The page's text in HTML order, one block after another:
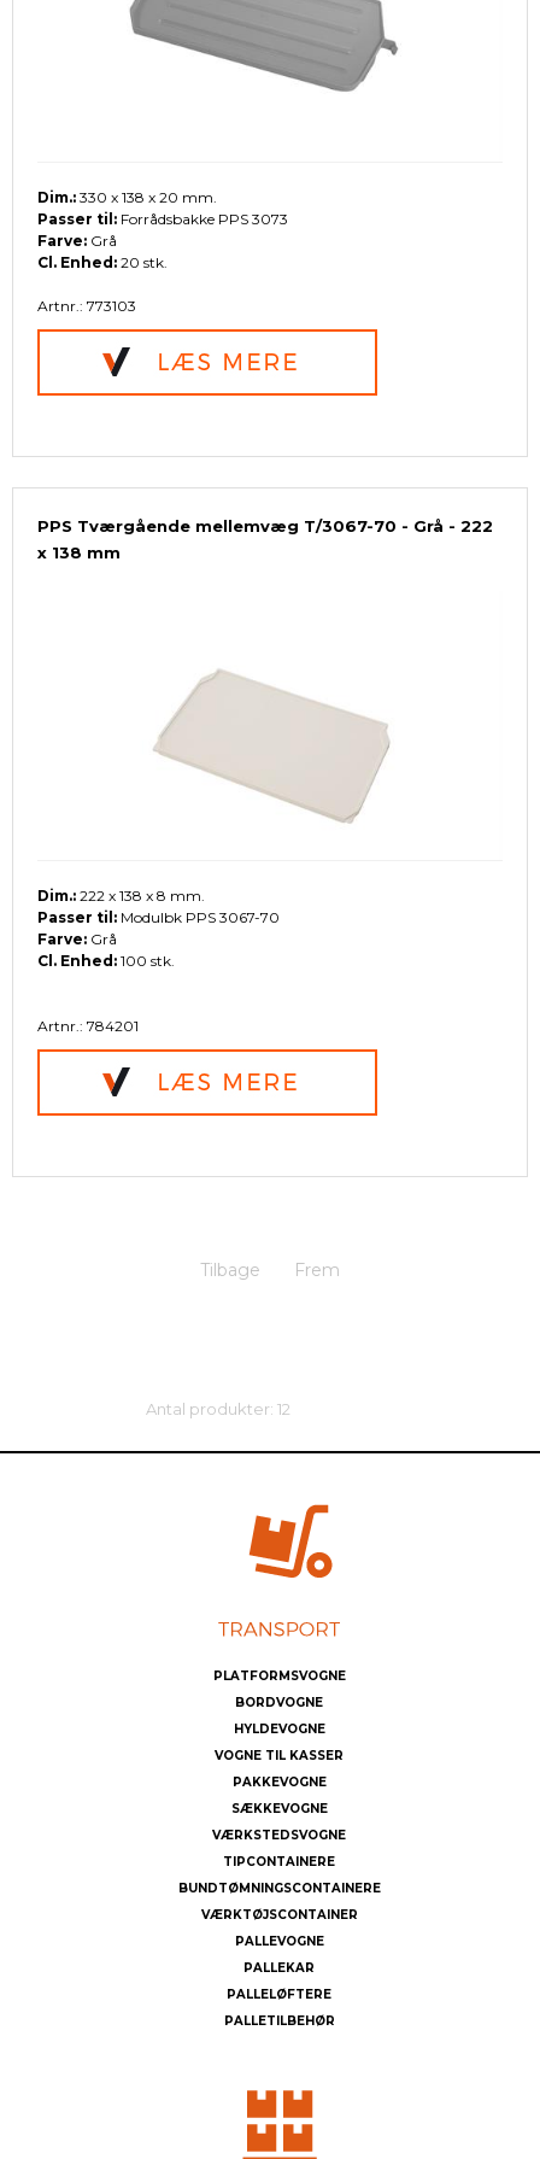
Dim.: 330 x 138 x 20 mm.
Passer til: Forrådsbakke PPS 3073
Farve: Grå
Cl. Enhed: 20 stk.
Artnr.: 773103
PPS Tværgående mellemvæg T/3067-70 - Grå - 222
x 138 mm
Dim.: 222 x 138 x 8 mm.
Passer til: Modulbk PPS 3067-70
Farve: Grå
Cl. Enhed: 100 stk.
Artnr.: 784201
Tilbage Frem
Antal produkter: 12
PLATFORMSVOGNE
BORDVOGNE
HYLDEVOGNE
VOGNE TIL KASSER
PAKKEVOGNE
SÆKKEVOGNE
VÆRKSTEDSVOGNE
TIPCONTAINERE
BUNDTØMNINGSCONTAINERE
VÆRKTØJSCONTAINER
PALLEVOGNE
PALLEKAR
PALLELØFTERE
PALLETILBEHØR